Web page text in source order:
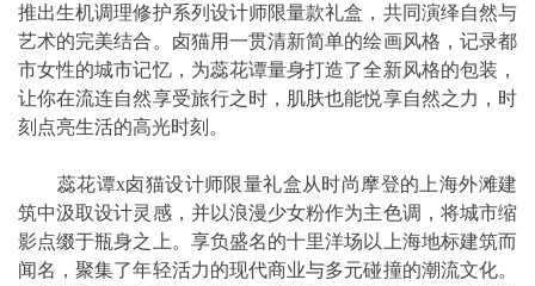
推出生机调理修护系列设计师限量款礼盒，共同演绎自然与
艺术的完美结合。卤猫用一贯清新简单的绘画风格，记录都
市女性的城市记忆，为蕊花谭量身打造了全新风格的包装，
让你在流连自然享受旅行之时，肌肤也能悦享自然之力，时
刻点亮生活的高光时刻。
蕊花谭x卤猫设计师限量礼盒从时尚摩登的上海外滩建
筑中汲取设计灵感，并以浪漫少女粉作为主色调，将城市缩
影点缀于瓶身之上。享负盛名的十里洋场以上海地标建筑而
闻名，聚集了年轻活力的现代商业与多元碰撞的潮流文化。